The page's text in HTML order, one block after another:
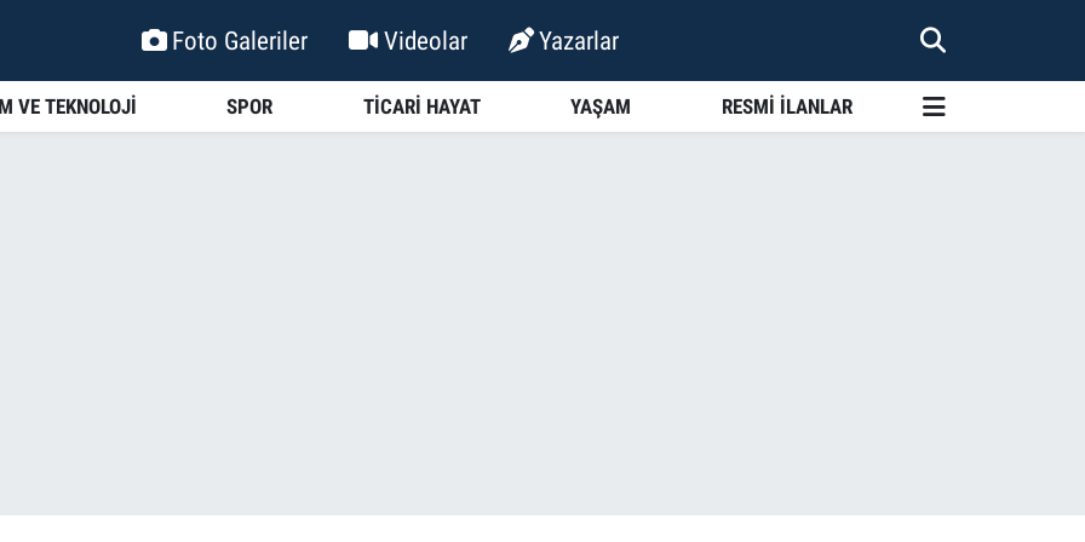
Foto Galeriler Videolar Yazarlar
VE TEKNOLOJİ SPOR TİCARİ HAYAT YAŞAM RESMİ İLANLAR